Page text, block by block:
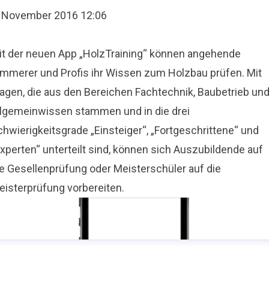
2016 12:06
der neuen App „HolzTraining“ können angehende
und Profis ihr Wissen zum Holzbau prüfen. Mit
die aus den Bereichen Fachtechnik, Baubetrieb und
stammen und in die drei
„Einsteiger“, „Fortgeschrittene“ und
unterteilt sind, können sich Auszubildende auf
Gesellenprüfung oder Meisterschüler auf die
vorbereiten.